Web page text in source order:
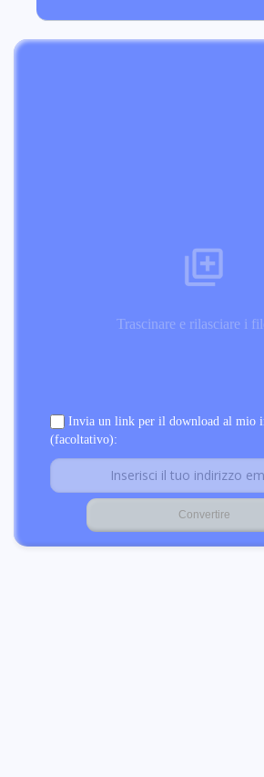
Trascinare e rilasciare i
Invia un link per il download al mio
(facoltativo):